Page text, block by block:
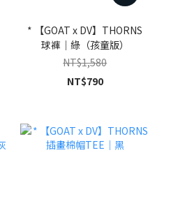
* 【GOAT x DV】THORNS
球褲｜綠（孩童版）
NT$1,580
NT$790